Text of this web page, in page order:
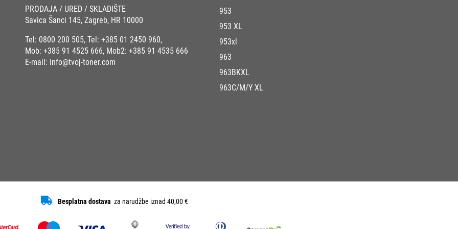
PRODAJA / URED / SKLADIŠTE
Savica Šanci 145, Zagreb, HR 10000
Tel: 0800 200 505, Tel: +385 01 2450 960,
Mob: +385 91 4525 666, Mob2: +385 91 4535 666
E-mail: info@tvoj-toner.com
953
953 XL
953xl
963
963BKXL
963C/M/Y XL
Besplatna dostava za narudžbe iznad 40,00 €